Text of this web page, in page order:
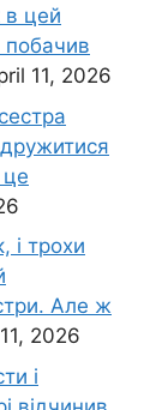
в цей
побачив
11, 2026
і трохи
Але ж
2026
і